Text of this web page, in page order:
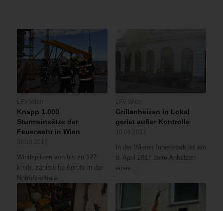
Knapp 1.000
Sturmeinsätze der
Feuerwehr in Wien
Windspitzen von bis zu 127
km/h, zahlreiche Anrufe in der
Notrufzentrale…
Grillanheizen in Lokal
geriet außer Kontrolle
In der Wiener Innenstadt ist am
9. April 2017 beim Anheizen
eines…